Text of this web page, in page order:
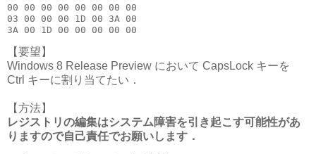
00 00 00 00 00 00 00 00
03 00 00 00 1D 00 3A 00
【要望】
Windows 8 Release Preview において CapsLock キーを
Ctrl キーに割り当てたい．
【方法】
レジストリの編集はシステム障害を引き起こす可能性があ
りますので自己責任でお願いします．